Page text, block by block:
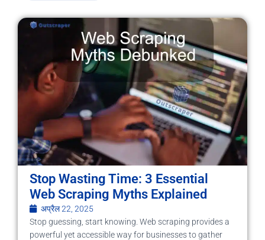
Stop Wasting Time: 3 Essential
Web Scraping Myths Explained
अप्रैल 22, 2025
Stop guessing, start knowing. Web scraping provides a
powerful yet accessible way for businesses to gather